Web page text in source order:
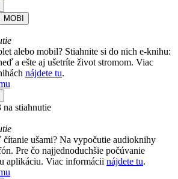
MOBI
alebo mobil? Stiahnite si do nich e-knihu:
a ešte aj ušetríte život stromom. Viac
nájdete tu.
na stiahnutie
čítanie ušami? Na vypočutie audioknihy
Pre čo najjednoduchšie počúvanie
aplikáciu. Viac informácii nájdete tu.